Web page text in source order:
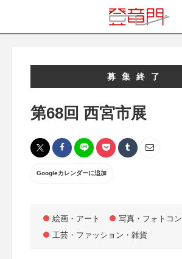
募集終了
第68回 西宮市展
Googleカレンダーに追加
絵画・アート
写真・フォトコン
工芸・ファッション・雑貨